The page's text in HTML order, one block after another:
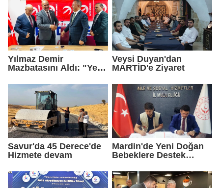
Yılmaz Demir
Mazbatasını Aldı: "Yeni
Geldik"
Veysi Duyan'dan
MARTİD'e Ziyaret
Savur'da 45 Derece'de
Hizmete devam
Mardin'de Yeni Doğan
Bebeklere Destek